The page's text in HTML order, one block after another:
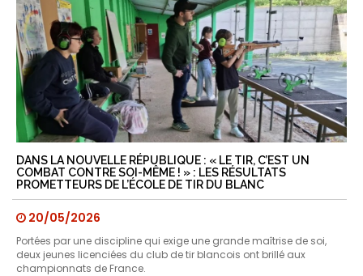
DANS LA NOUVELLE RÉPUBLIQUE : « LE TIR, C’EST UN
COMBAT CONTRE SOI-MÊME ! » : LES RÉSULTATS
PROMETTEURS DE L’ÉCOLE DE TIR DU BLANC
20/05/2026
Portées par une discipline qui exige une grande maîtrise de soi,
deux jeunes licenciées du club de tir blancois ont brillé aux
championnats de France.